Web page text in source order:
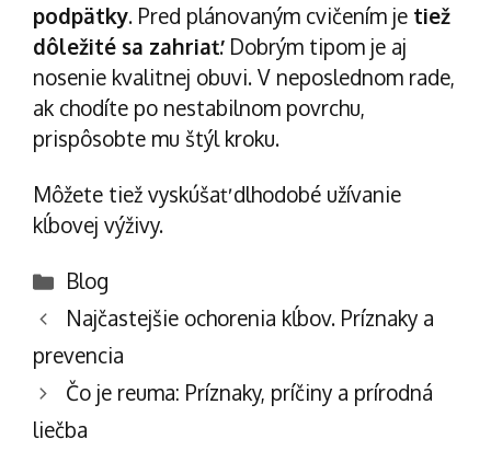
podpätky. Pred plánovaným cvičením je tiež
dôležité sa zahriať. Dobrým tipom je aj
nosenie kvalitnej obuvi. V neposlednom rade,
ak chodíte po nestabilnom povrchu,
prispôsobte mu štýl kroku.
Môžete tiež vyskúšať dlhodobé užívanie
kĺbovej výživy.
Kategórie
Blog
Navigácia
článkami
Najčastejšie ochorenia kĺbov. Príznaky a
prevencia
Čo je reuma: Príznaky, príčiny a prírodná
liečba